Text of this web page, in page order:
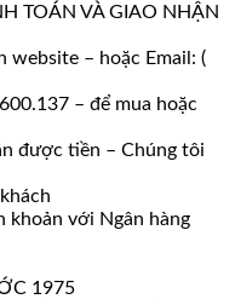
TOÁN VÀ GIAO NHẬN
website – hoặc Email: (
– để mua hoặc
được tiền – Chúng tôi
khoản với Ngân hàng
1975